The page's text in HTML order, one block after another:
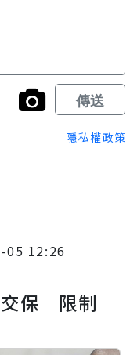
隱私權政策
05 12:26
交保 限制